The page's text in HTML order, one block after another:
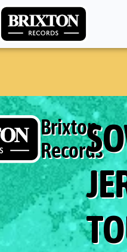
Brixton
Records